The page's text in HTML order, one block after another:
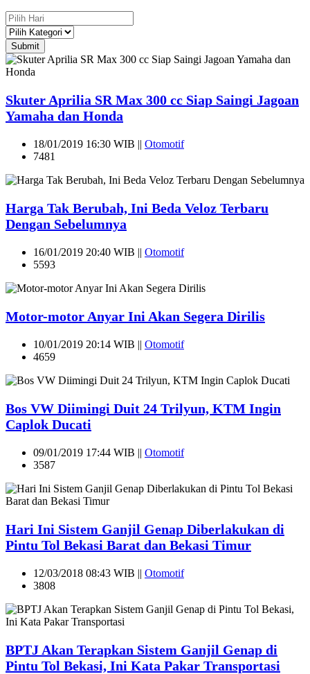
Submit
Skuter Aprilia SR Max 300 cc Siap Saingi Jagoan
Yamaha dan Honda
18/01/2019 16:30 WIB || Otomotif
7481
Harga Tak Berubah, Ini Beda Veloz Terbaru
Dengan Sebelumnya
16/01/2019 20:40 WIB || Otomotif
5593
Motor-motor Anyar Ini Akan Segera Dirilis
10/01/2019 20:14 WIB || Otomotif
4659
Bos VW Diimingi Duit 24 Trilyun, KTM Ingin
Caplok Ducati
09/01/2019 17:44 WIB || Otomotif
3587
Hari Ini Sistem Ganjil Genap Diberlakukan di
Pintu Tol Bekasi Barat dan Bekasi Timur
12/03/2018 08:43 WIB || Otomotif
3808
BPTJ Akan Terapkan Sistem Ganjil Genap di
Pintu Tol Bekasi, Ini Kata Pakar Transportasi